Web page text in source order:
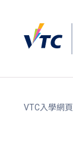
VTC入學網頁